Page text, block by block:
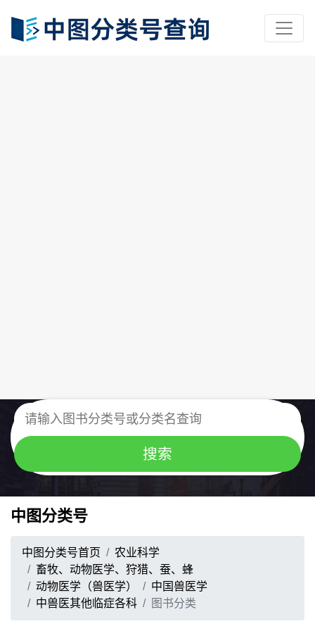
中图分类号
中图分类号首页
农业科学
畜牧、动物医学、狩猎、蚕、蜂
动物医学（兽医学）
中国兽医学
中兽医其他临症各科
图书分类